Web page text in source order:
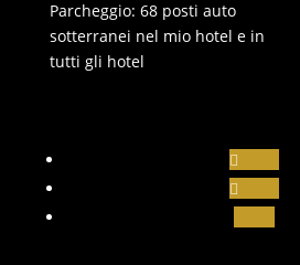
Parcheggio: 68 posti auto
sotterranei nel mio hotel e in
tutti gli hotel